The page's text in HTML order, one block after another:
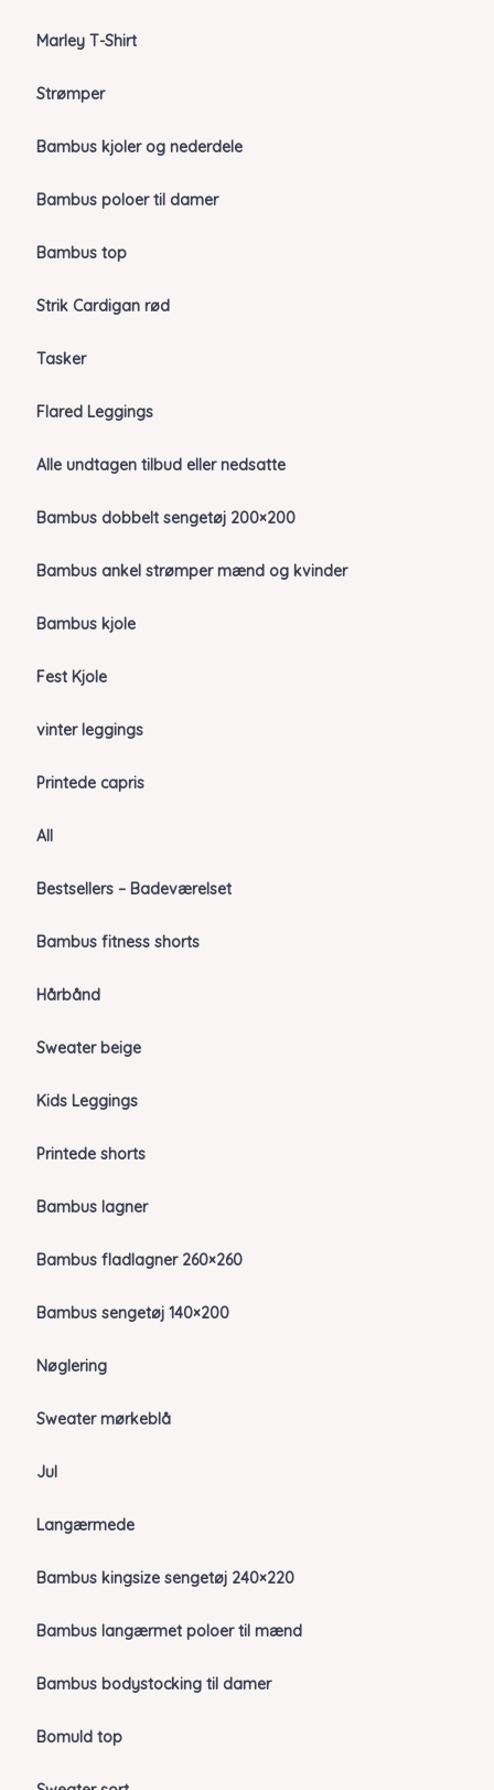
Marley T-Shirt
Strømper
Bambus kjoler og nederdele
Bambus poloer til damer
Bambus top
Strik Cardigan rød
Tasker
Flared Leggings
Alle undtagen tilbud eller nedsatte
Bambus dobbelt sengetøj 200×200
Bambus ankel strømper mænd og kvinder
Bambus kjole
Fest Kjole
vinter leggings
Printede capris
All
Bestsellers – Badeværelset
Bambus fitness shorts
Hårbånd
Sweater beige
Kids Leggings
Printede shorts
Bambus lagner
Bambus fladlagner 260×260
Bambus sengetøj 140×200
Nøglering
Sweater mørkeblå
Jul
Langærmede
Bambus kingsize sengetøj 240×220
Bambus langærmet poloer til mænd
Bambus bodystocking til damer
Bomuld top